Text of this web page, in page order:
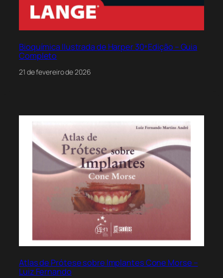
Bioquímica Ilustrada de Harper 30ª Edição – Guia
Completo
21 de fevereiro de 2026
Atlas de Prótese sobre Implantes Cone Morse –
Luiz Fernando